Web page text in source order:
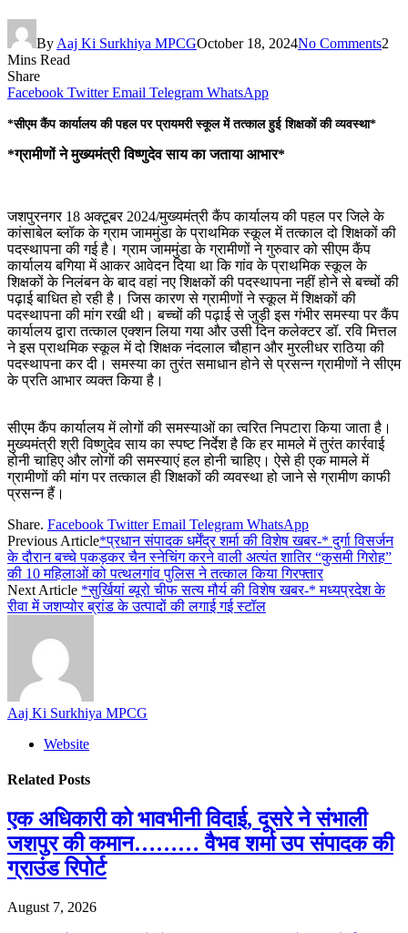
By Aaj Ki Surkhiya MPCGOctober 18, 2024No Comments2
Mins Read
Share
Facebook Twitter Email Telegram WhatsApp
*सीएम कैंप कार्यालय की पहल पर प्रायमरी स्कूल में तत्काल हुई शिक्षकों की व्यवस्था*
*ग्रामीणों ने मुख्यमंत्री विष्णुदेव साय का जताया आभार*
जशपुरनगर 18 अक्टूबर 2024/मुख्यमंत्री कैंप कार्यालय की पहल पर जिले के
कांसाबेल ब्लॉक के ग्राम जाममुंडा के प्राथमिक स्कूल में तत्काल दो शिक्षकों की
पदस्थापना की गई है। ग्राम जाममुंडा के ग्रामीणों ने गुरुवार को सीएम कैंप
कार्यालय बगिया में आकर आवेदन दिया था कि गांव के प्राथमिक स्कूल के
शिक्षकों के निलंबन के बाद वहां नए शिक्षकों की पदस्थापना नहीं होने से बच्चों की
पढ़ाई बाधित हो रही है। जिस कारण से ग्रामीणों ने स्कूल में शिक्षकों की
पदस्थापना की मांग रखी थी। बच्चों की पढ़ाई से जुड़ी इस गंभीर समस्या पर कैंप
कार्यालय द्वारा तत्काल एक्शन लिया गया और उसी दिन कलेक्टर डॉ. रवि मित्तल
ने इस प्राथमिक स्कूल में दो शिक्षक नंदलाल चौहान और मुरलीधर राठिया की
पदस्थापना कर दी। समस्या का तुरंत समाधान होने से प्रसन्न ग्रामीणों ने सीएम
के प्रति आभार व्यक्त किया है।
सीएम कैंप कार्यालय में लोगों की समस्याओं का त्वरित निपटारा किया जाता है।
मुख्यमंत्री श्री विष्णुदेव साय का स्पष्ट निर्देश है कि हर मामले में तुरंत कार्रवाई
होनी चाहिए और लोगों की समस्याएं हल होनी चाहिए। ऐसे ही एक मामले में
ग्रामीणों की मांग पर तत्काल ही शिक्षकों की व्यवस्था हो जाने से ग्रामीण काफी
प्रसन्न हैं।
Share. Facebook Twitter Email Telegram WhatsApp
Previous Article*प्रधान संपादक धर्मेंद्र शर्मा की विशेष खबर-* दुर्गा विसर्जन
के दौरान बच्चे पकड़कर चैन स्नेचिंग करने वाली अत्यंत शातिर “कुसमी गिरोह”
की 10 महिलाओं को पत्थलगांव पुलिस ने तत्काल किया गिरफ्तार
Next Article *सुर्खियां ब्यूरो चीफ सत्य मौर्य की विशेष खबर-* मध्यप्रदेश के
रीवा में जशप्योर ब्रांड के उत्पादों की लगाई गई स्टॉल
Aaj Ki Surkhiya MPCG
Website
Related Posts
एक अधिकारी को भावभीनी विदाई, दूसरे ने संभाली
जशपुर की कमान……… वैभव शर्मा उप संपादक की
ग्राउंड रिपोर्ट
August 7, 2026